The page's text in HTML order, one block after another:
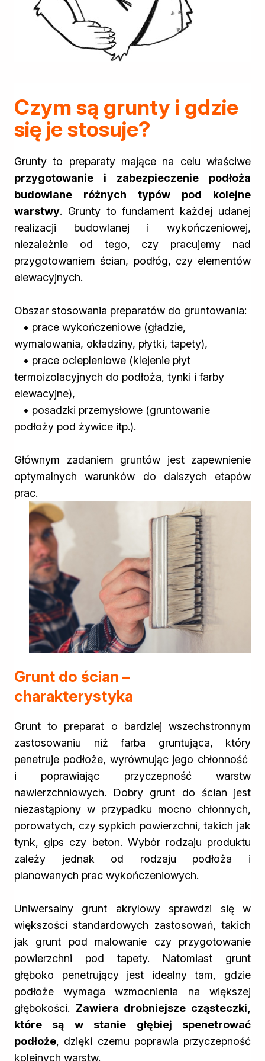
Kleje w sprayu
Rozcieńczalniki ogólnego stosowania
Rozcieńczalniki specjalistyczne
Rozcieńczalniki BIO
Chemia gospodarcza
Środki czyszczące
Ochrona i dekoracja
Bejce
Lakierobejce
Farby w aerozolu
Impregnaty dekoracyjny do drewna
Żywica epoksydowa
Impregnaty specjalistyczne
Remont
Grunty
Folie w płynie
Masy szpachlowe budowlane
Akryle
Silikony
Impregnacja
Impregnaty specjalistyczne
Impregnaty do drewna konstrukcyjnego
Projekty DIY
Żywice
Lakiery dekoracyjne
Domowe porządki
Motoryzacja i reperacja
Artykuły sezonowe
Biopaliwa do biokominków
Akcja Zima
Poznaj Dragona
O firmie Dragon Poland
Akademia Dragona
Aktualności
Społeczna odpowiedzialność
Praca
Praktyki zawodowe
Ekspert radzi
Mistrz w 5 krokach
Kontakt
Czym są grunty i gdzie
się je stosuje?
Grunty to preparaty mające na celu właściwe
przygotowanie i zabezpieczenie podłoża
budowlane różnych typów pod kolejne
warstwy. Grunty to fundament każdej udanej
realizacji budowlanej i wykończeniowej,
niezależnie od tego, czy pracujemy nad
przygotowaniem ścian, podłóg, czy elementów
elewacyjnych.
Obszar stosowania preparatów do gruntowania:
• prace wykończeniowe (gładzie,
wymalowania, okładziny, płytki, tapety),
• prace ociepleniowe (klejenie płyt
termoizolacyjnych do podłoża, tynki i farby
elewacyjne),
• posadzki przemysłowe (gruntowanie
podłoży pod żywice itp.).
Głównym zadaniem gruntów jest zapewnienie
optymalnych warunków do dalszych etapów
prac.
Grunt do ścian –
charakterystyka
Grunt to preparat o bardziej wszechstronnym
zastosowaniu niż farba gruntująca, który
penetruje podłoże, wyrównując jego chłonność
i poprawiając przyczepność warstw
nawierzchniowych. Dobry grunt do ścian jest
niezastąpiony w przypadku mocno chłonnych,
porowatych, czy sypkich powierzchni, takich jak
tynk, gips czy beton. Wybór rodzaju produktu
zależy jednak od rodzaju podłoża i
planowanych prac wykończeniowych.
Uniwersalny grunt akrylowy sprawdzi się w
większości standardowych zastosowań, takich
jak grunt pod malowanie czy przygotowanie
powierzchni pod tapety. Natomiast grunt
głęboko penetrujący jest idealny tam, gdzie
podłoże wymaga wzmocnienia na większej
głębokości. Zawiera drobniejsze cząsteczki,
które są w stanie głębiej spenetrować
podłoże, dzięki czemu poprawia przyczepność
kolejnych warstw.